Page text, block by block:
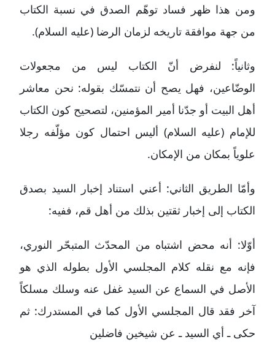
ومن هذا ظهر فساد توهّم الصدق في نسبة الكتاب
من جهة موافقة تاريخه لزمان الرضا (عليه السلام).
وثانياً: لنفرض أنّ الكتاب ليس من مجعولات
الوضّاعين، فهل يصح أن نتمسّك بقوله: نحن معاشر
أهل البيت أو جدّنا أمير المؤمنين، لتصحيح كون الكتاب
للإمام (عليه السلام) أليس احتمال كون مؤلّفه رجلا
علوياً بمكان من الإمكان.
وأمّا الطريق الثاني: أعني استناد إخبار السيد بصدق
الكتاب إلى إخبار ثقتين بذلك من أهل قم، ففيه:
أوّلا: أنه محض اشتباه من المحدّث المتبحّر النوري،
فإنه مع نقله كلام المجلسي الأول بطوله الذي هو
الأصل في السماع عن السيد غفل عنه وسلك مسلكاً
آخر فقد قال المجلسي الأول كما في المستدرك: ثم
حكى ـ أي السيد ـ عن شيخين فاضلين